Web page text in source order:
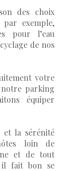
des choix
exemple,
pour l’eau
de nos
votre
parking
équiper
et la sérénité
loin de
et de tout
il fait bon se